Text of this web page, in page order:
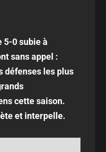
5-0 subie à
sans appel :
défenses les plus
cette saison.
et interpelle.